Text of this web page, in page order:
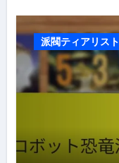
派閥ティアリスト